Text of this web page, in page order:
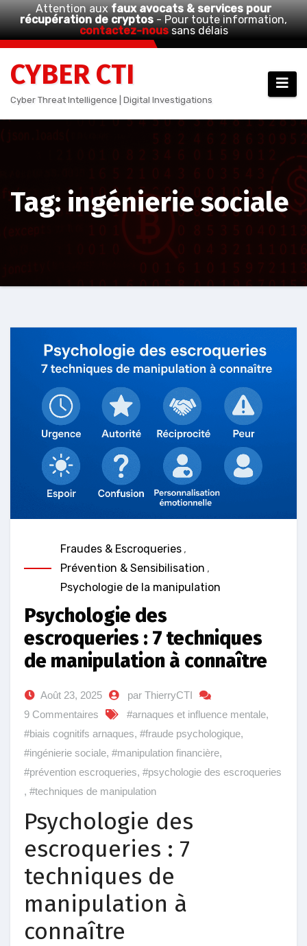
Attention auxfaux avocats & services pour
récupération de cryptos- Pour toute information,
contactez-noussans délais
Aller
au
contenu
CYBER CTI
Cyber Threat Intelligence | Digital Investigations
Tag: ingénierie sociale
Fraudes & Escroqueries ,
Prévention & Sensibilisation ,
Psychologie de la manipulation
Psychologie des
escroqueries : 7 techniques
de manipulation à connaître
Août 23, 2025
par ThierryCTI
9 Commentaires
#arnaques et influence mentale,
#biais cognitifs arnaques, #fraude psychologique,
#ingénierie sociale, #manipulation financière,
#prévention escroqueries, #psychologie des escroqueries
, #techniques de manipulation
Psychologie des
escroqueries : 7
techniques de
manipulation à
connaître